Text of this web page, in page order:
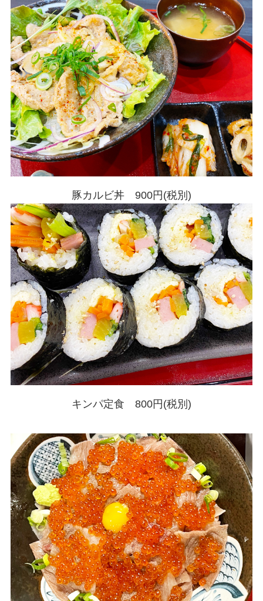
豚カルビ丼 900円(税別)
キンパ定食 800円(税別)